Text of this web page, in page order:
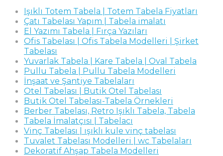
Işıklı Totem Tabela | Totem Tabela Fiyatları
Çatı Tabelası Yapım | Tabela imalatı
El Yazımı Tabela | Fırça Yazıları
Ofis Tabelası | Ofis Tabela Modelleri | Şirket
Tabelası
Yuvarlak Tabela | Kare Tabela | Oval Tabela
Pullu Tabela | Pullu Tabela Modelleri
İnşaat ve Şantiye Tabelaları
Otel Tabelası | Butik Otel Tabelası
Butik Otel Tabelası-Tabela Örnekleri
Berber Tabelası, Retro Işıklı Tabela, Tabela
Tabela İmalatçısı | Tabelacı
Vinç Tabelası | ışıklı kule vinç tabelası
Tuvalet Tabelası Modelleri | wc Tabelaları
Dekoratif Ahşap Tabela Modelleri